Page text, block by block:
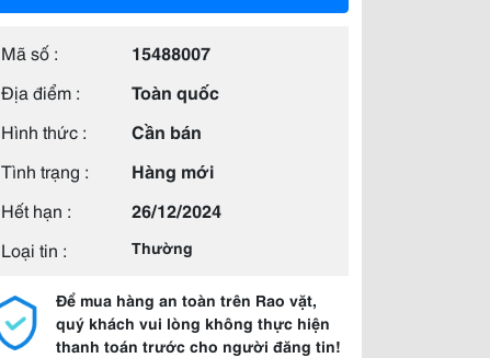
Mã số :
15488007
Địa điểm :
Toàn quốc
Hình thức :
Cần bán
Tình trạng :
Hàng mới
Hết hạn :
26/12/2024
Loại tin :
Thường
Để mua hàng an toàn trên Rao vặt,
quý khách vui lòng không thực hiện
thanh toán trước cho người đăng tin!